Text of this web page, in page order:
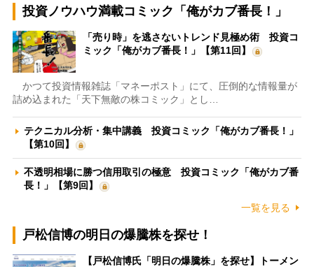
投資ノウハウ満載コミック「俺がカブ番長！」
「売り時」を逃さないトレンド見極め術 投資コ
ミック「俺がカブ番長！」【第11回】
かつて投資情報雑誌「マネーポスト」にて、圧倒的な情報量が
詰め込まれた「天下無敵の株コミック」とし…
テクニカル分析・集中講義 投資コミック「俺がカブ番長！」
【第10回】
不透明相場に勝つ信用取引の極意 投資コミック「俺がカブ番
長！」【第9回】
一覧を見る
戸松信博の明日の爆騰株を探せ！
【戸松信博氏「明日の爆騰株」を探せ】トーメン